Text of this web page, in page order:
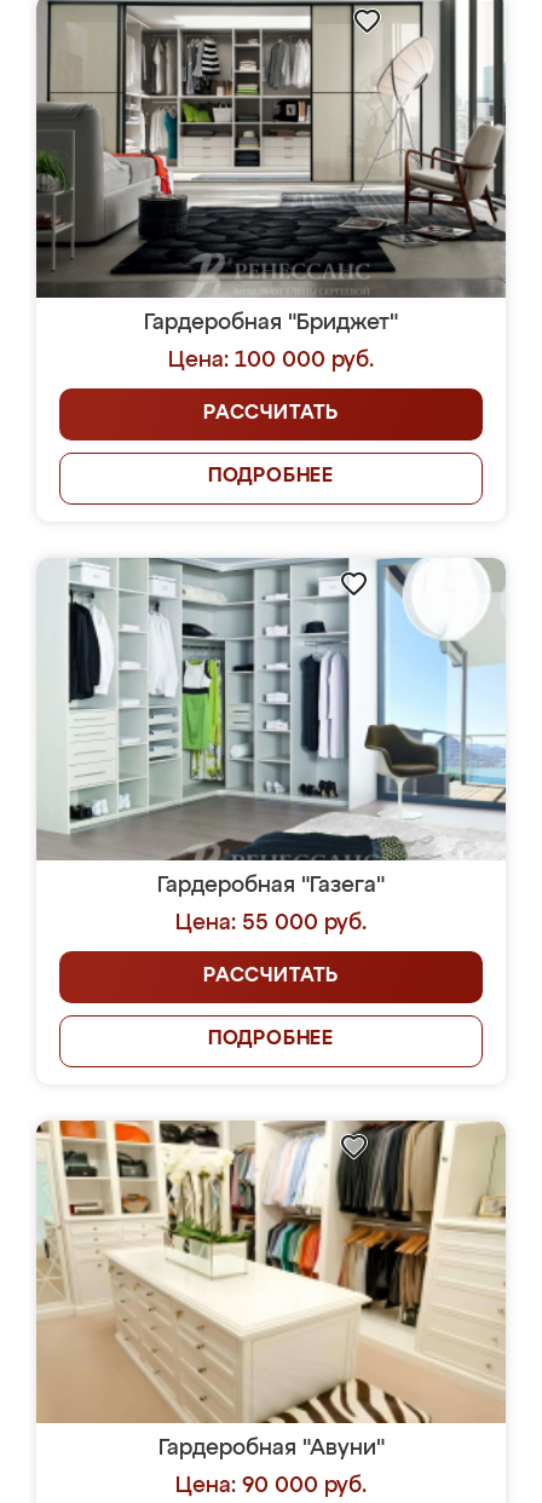
Гардеробная "Бриджет"
Цена: 100 000 руб.
РАССЧИТАТЬ
ПОДРОБНЕЕ
Гардеробная "Газега"
Цена: 55 000 руб.
РАССЧИТАТЬ
ПОДРОБНЕЕ
Гардеробная "Авуни"
Цена: 90 000 руб.